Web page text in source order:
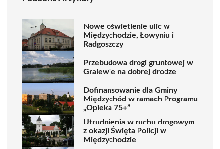
Nowe oświetlenie ulic w
Międzychodzie, Łowyniu i
Radgoszczy
Przebudowa drogi gruntowej w
Gralewie na dobrej drodze
Dofinansowanie dla Gminy
Międzychód w ramach Programu
„Opieka 75+”
Utrudnienia w ruchu drogowym
z okazji Święta Policji w
Międzychodzie